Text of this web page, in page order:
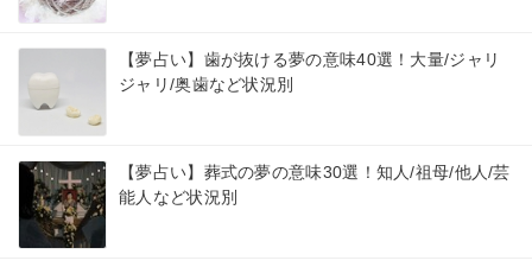
【夢占い】歯が抜ける夢の意味40選！大量/ジャリ
ジャリ/奥歯など状況別
【夢占い】葬式の夢の意味30選！知人/祖母/他人/芸
能人など状況別